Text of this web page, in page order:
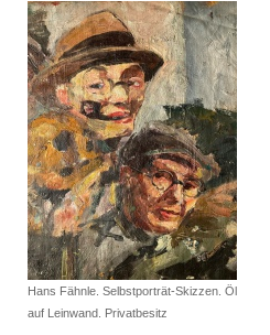
Hans Fähnle. Selbstporträt-Skizzen. Öl
auf Leinwand. Privatbesitz